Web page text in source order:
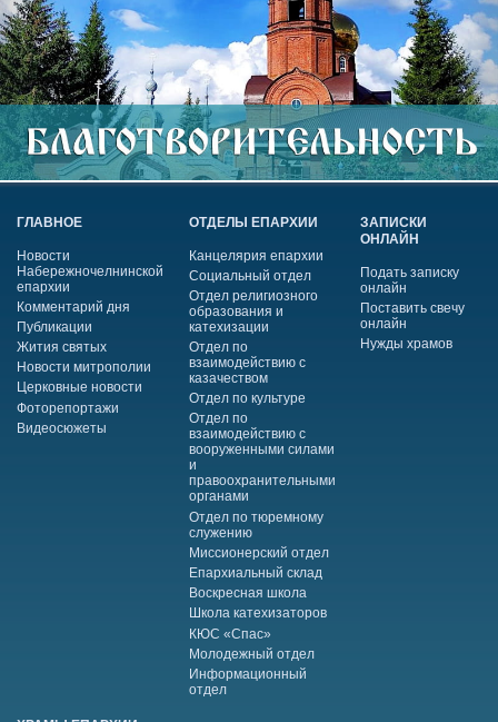
ГЛАВНОЕ
Новости
Набережночелнинской
епархии
Комментарий дня
Публикации
Жития святых
Новости митрополии
Церковные новости
Фоторепортажи
Видеосюжеты
ОТДЕЛЫ ЕПАРХИИ
Канцелярия епархии
Социальный отдел
Отдел религиозного
образования и
катехизации
Отдел по
взаимодействию с
казачеством
Отдел по культуре
Отдел по
взаимодействию с
вооруженными силами
и
правоохранительными
органами
Отдел по тюремному
служению
Миссионерский отдел
Епархиальный склад
Воскресная школа
Школа катехизаторов
КЮС «Спас»
Молодежный отдел
Информационный
отдел
ЗАПИСКИ
ОНЛАЙН
Подать записку
онлайн
Поставить свечу
онлайн
Нужды храмов